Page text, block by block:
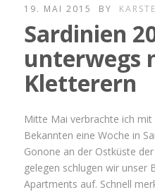
19. MAI 2015 BY
Sardinien
unterwegs
Kletterern
Mitte Mai verbrachte ich mit
Bekannten eine Woche in
Gonone an der Ostküste
gelegen schlugen wir unser
Apartments auf. Schnell